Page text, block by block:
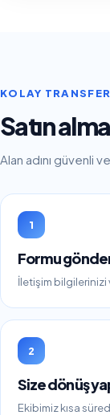
KOLAY TRANSFER
Satın
Alan adını güvenli
1
Formu
İletişim bilgilerinizi
2
Size dönüş
Ekibimiz kısa